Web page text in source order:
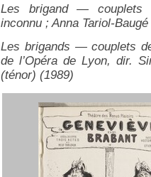
Les brigand — couplets
inconnu ; Anna Tariol-
Les brigands — couplets
de l’Opéra de Lyon, dir.
(ténor) (1989)